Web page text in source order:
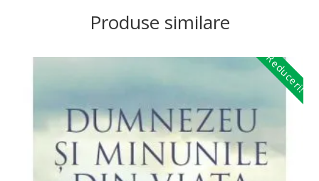
Produse similare
Reduceri!